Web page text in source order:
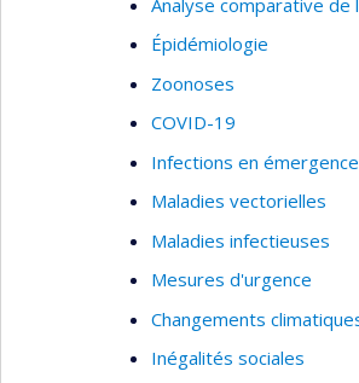
Épidémiologie
Zoonoses
COVID-19
Infections en émergence
Maladies vectorielles
Maladies infectieuses
Mesures d'urgence
Changements
Inégalités sociales